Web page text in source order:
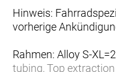
Hinweis:
vorherige
Rahmen: Alloy S-
tubing, Top